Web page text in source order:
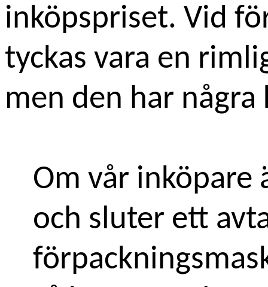
inköpspriset. Vid
tyckas vara en
men den har några
Om vår inköpare
och sluter ett